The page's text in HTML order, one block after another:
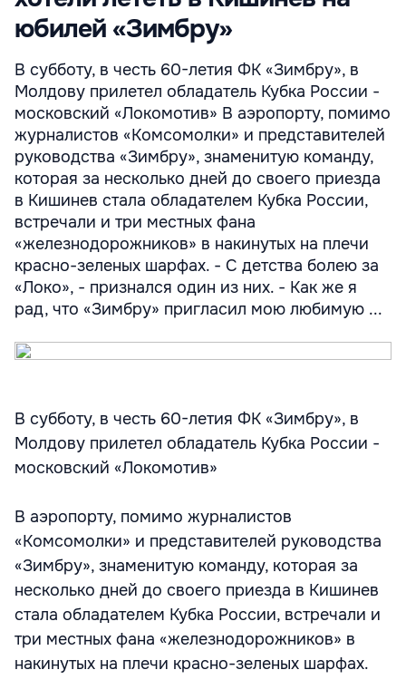
юбилей «Зимбру»
В субботу, в честь 60-летия ФК «Зимбру», в
Молдову прилетел обладатель Кубка России -
московский «Локомотив» В аэропорту, помимо
журналистов «Комсомолки» и представителей
руководства «Зимбру», знаменитую команду,
которая за несколько дней до своего приезда
в Кишинев стала обладателем Кубка России,
встречали и три местных фана
«железнодорожников» в накинутых на плечи
красно-зеленых шарфах. - С детства болею за
«Локо», - признался один из них. - Как же я
рад, что «Зимбру» пригласил мою любимую ...
В субботу, в честь 60-летия ФК «Зимбру», в
Молдову прилетел обладатель Кубка России -
московский «Локомотив»
В аэропорту, помимо журналистов
«Комсомолки» и представителей руководства
«Зимбру», знаменитую команду, которая за
несколько дней до своего приезда в Кишинев
стала обладателем Кубка России, встречали и
три местных фана «железнодорожников» в
накинутых на плечи красно-зеленых шарфах.